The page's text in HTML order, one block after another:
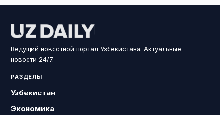
Ведущий новостной портал Узбекистана. Актуальные
новости 24/7.
РАЗДЕЛЫ
Узбекистан
Экономика